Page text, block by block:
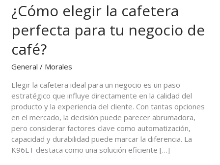
¿Cómo elegir la cafetera
perfecta para tu negocio de
café?
General / Morales
Elegir la cafetera ideal para un negocio es un paso
estratégico que influye directamente en la calidad del
producto y la experiencia del cliente. Con tantas opciones
en el mercado, la decisión puede parecer abrumadora,
pero considerar factores clave como automatización,
capacidad y durabilidad puede marcar la diferencia. La
K96LT destaca como una solución eficiente […]
cafetera
perfecta
para
tu
de
café?